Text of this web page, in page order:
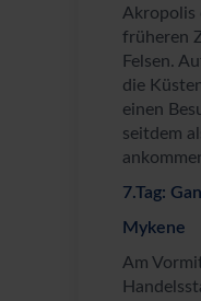
Akropolis
früheren
Felsen.
die
einen
seitdem
7.Tag:
Mykene
Am